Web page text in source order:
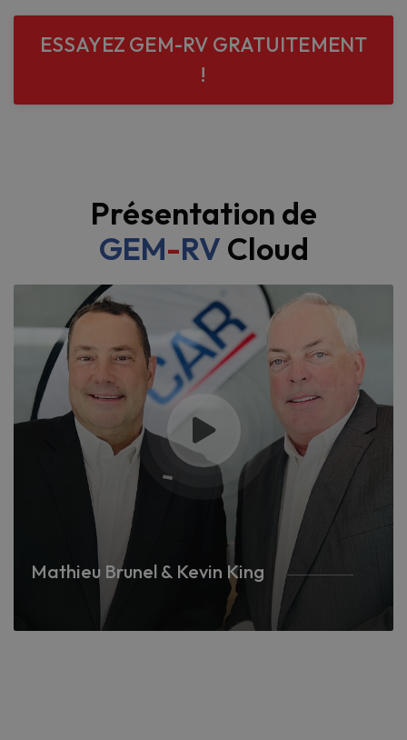
ESSAYEZ GEM-RV GRATUITEMENT
!
Présentation de
GEM-RV Cloud
Mathieu Brunel & Kevin King